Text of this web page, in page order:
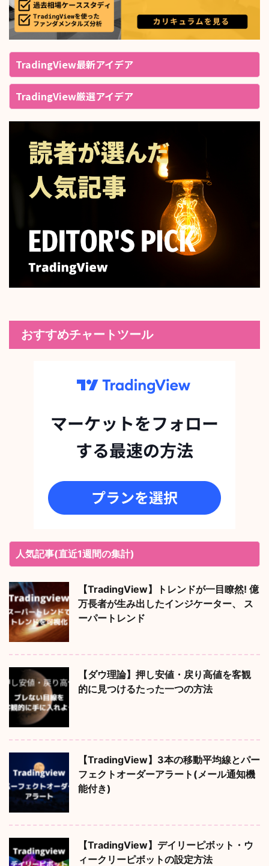
TradingView最新アイデア
TradingView厳選アイデア
おすすめチャートツール
人気記事(直近1週間の集計)
【TradingView】トレンドが一目瞭然! 億
万長者が生み出したインジケーター、 ス
ーパートレンド
【ダウ理論】押し安値・戻り高値を客観
的に見つけるたった一つの方法
【TradingView】3本の移動平均線とパー
フェクトオーダーアラート(メール通知機
能付き)
【TradingView】デイリーピボット・ウ
ィークリーピボットの設定方法